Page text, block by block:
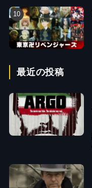
最近の投稿